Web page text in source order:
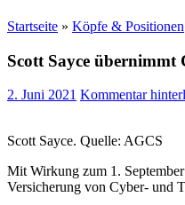
Startseite » Köpfe & Positionen
Scott Sayce übernimmt
2. Juni 2021 Kommentar
Scott Sayce. Quelle: AGCS
Mit Wirkung zum 1.
Versicherung von Cyber- und